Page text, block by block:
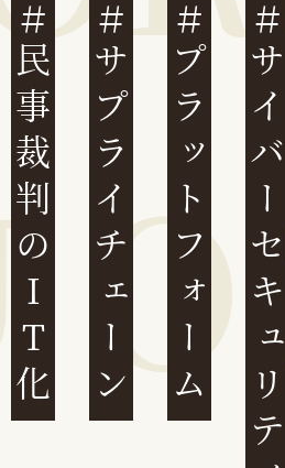
民事裁判のIT化サプライチェーンプラットフォームサイバーセキュリティ